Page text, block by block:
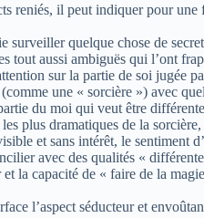
reniés, il peut indiquer pour
surveiller quelque chose de
tout aussi ambiguës qui l’ont
sur la partie de soi jugée
une « sorcière ») avec
du moi qui veut être
plus dramatiques de la
et sans intérêt, le sentiment
avec des qualités «
la capacité de « faire de la
l’aspect séducteur et